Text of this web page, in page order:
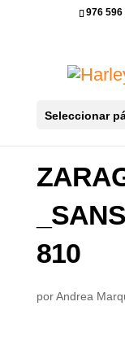
976 596
Seleccionar
810
porAndrea